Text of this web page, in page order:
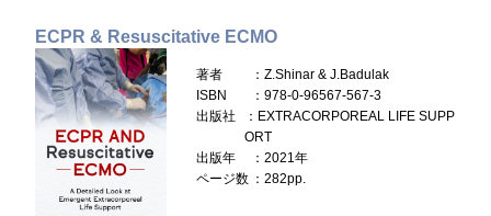
ECPR & Resuscitative ECMO
著者
：Z.Shinar & J.Badulak
ISBN
：978-0-96567-567-3
出版社
：EXTRACORPOREAL LIFE SUPP
ORT
出版年
：2021年
ページ数 ：282pp.